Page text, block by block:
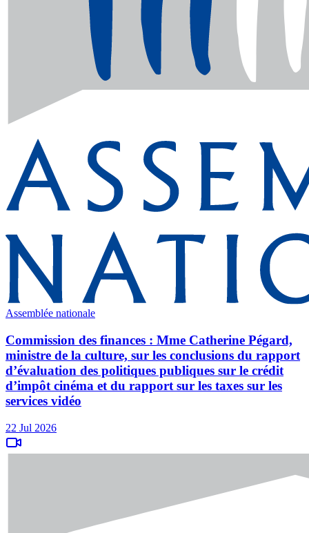
Assemblée nationale
Commission des finances : Mme Catherine Pégard,
ministre de la culture, sur les conclusions du rapport
d’évaluation des politiques publiques sur le crédit
d’impôt cinéma et du rapport sur les taxes sur les
services vidéo
22 Jul 2026